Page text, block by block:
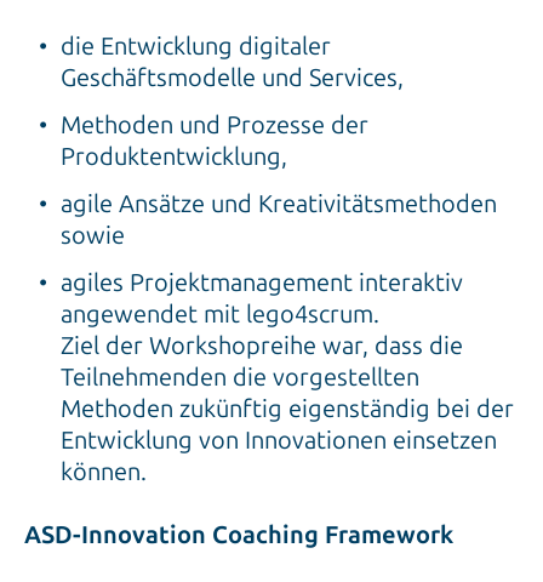
die Entwicklung digitaler
Geschäftsmodelle und Services,
Methoden und Prozesse der
Produktentwicklung,
agile Ansätze und Kreativitätsmethoden
sowie
agiles Projektmanagement interaktiv
angewendet mit lego4scrum.
Ziel der Workshopreihe war, dass die
Teilnehmenden die vorgestellten
Methoden zukünftig eigenständig bei der
Entwicklung von Innovationen einsetzen
können.
ASD-Innovation Coaching Framework